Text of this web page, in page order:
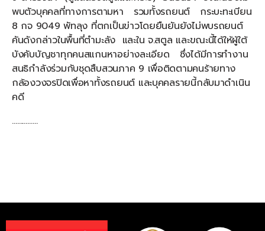
พบตัวบุคคลที่ทางการตามหา รวมทั้งรถยนต์ กระบะทะเบียน
8 กจ 9049 พัทลุง ที่ตกเป็นข่าวโดยยืนยันยังไม่พบรถยนต์
คันดังกล่าวในพื้นที่ตำมะลัง และใน จ.สตูล และขณะนี้ได้ให้ผู้ใต้
บังคับบัญชาทุกคนสแกนหาอย่างละเอียด ซึ่งได้มีการทำงาน
สนธิกำลังร่วมกับชุดสืบสวนภาค 9 เพื่อติดตามคนร้ายทาง
กล้องวงจรปิดเพื่อหาทั้งรถยนต์ และบุคคลรายนี้กลับมาดำเนิน
คดี
……………